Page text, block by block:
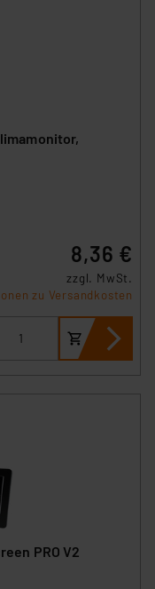
8,36 €
zzgl. MwSt.
zu Versandkosten
PRO V2